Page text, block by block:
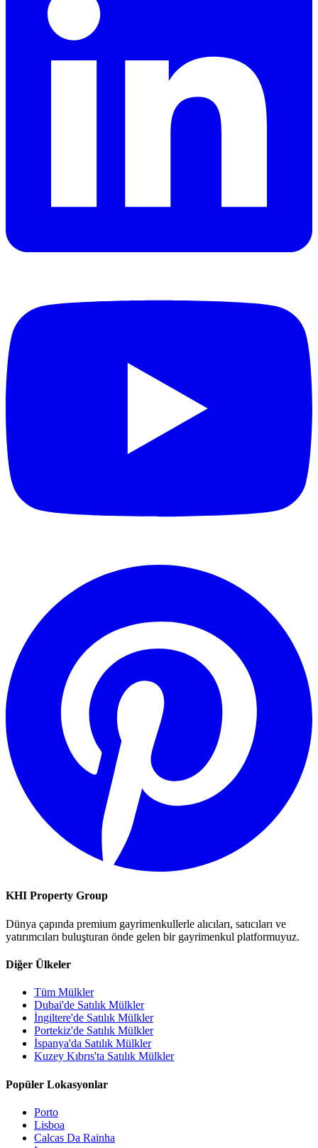
KHI Property Group
Dünya çapında premium gayrimenkullerle alıcıları, satıcıları ve
yatırımcıları buluşturan önde gelen bir gayrimenkul platformuyuz.
Diğer Ülkeler
Tüm Mülkler
Dubai'de Satılık Mülkler
İngiltere'de Satılık Mülkler
Portekiz'de Satılık Mülkler
İspanya'da Satılık Mülkler
Kuzey Kıbrıs'ta Satılık Mülkler
Popüler Lokasyonlar
Porto
Lisboa
Calcas Da Rainha